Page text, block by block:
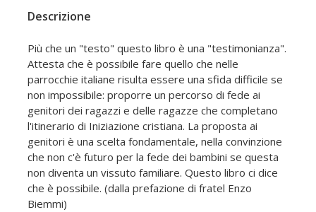
Descrizione
Più che un "testo" questo libro è una "testimonianza".
Attesta che è possibile fare quello che nelle
parrocchie italiane risulta essere una sfida difficile se
non impossibile: proporre un percorso di fede ai
genitori dei ragazzi e delle ragazze che completano
l'itinerario di Iniziazione cristiana. La proposta ai
genitori è una scelta fondamentale, nella convinzione
che non c'è futuro per la fede dei bambini se questa
non diventa un vissuto familiare. Questo libro ci dice
che è possibile. (dalla prefazione di fratel Enzo
Biemmi)